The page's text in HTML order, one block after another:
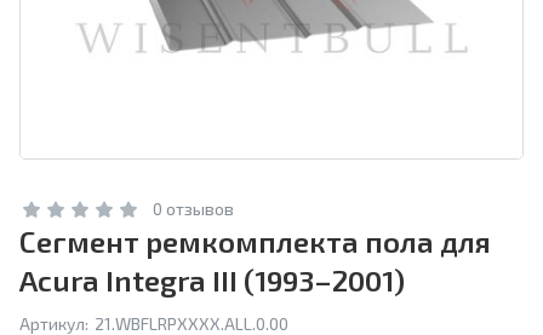
0 отзывов
Сегмент ремкомплекта пола для
Acura Integra III (1993–2001)
Артикул: 21.WBFLRPXXXX.ALL.0.00